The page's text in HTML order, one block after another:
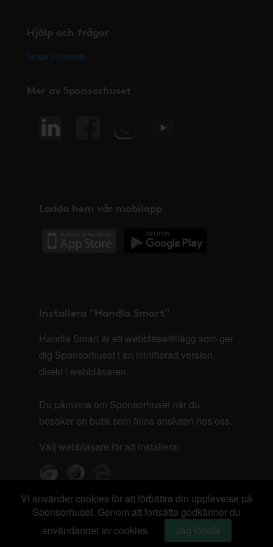
Hjälp och frågor
Skapa ett ärende
Mer av Sponsorhuset
Ladda hem vår mobilapp
Installera "Handla Smart"
Handla Smart är ett webbläsartillägg som ger
dig Sponsorhuset i en minifierad version,
direkt i webbläsaren.
Du påminns om Sponsorhuset när du
besöker en butik som finns ansluten hos oss.
Välj webbläsare för att installera:
Vi använder cookies för att förbättra din upplevelse på
Sponsorhuset. Genom att fortsätta godkänner du
användandet av cookies.
Jag förstår